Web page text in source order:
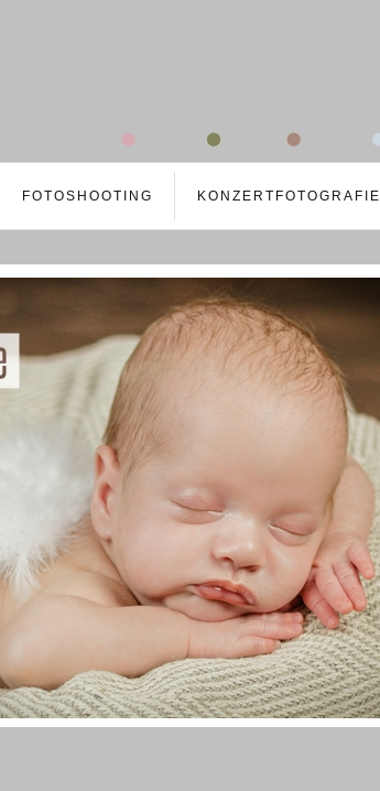
FOTOSHOOTING KONZERTFOTOGRAFIE